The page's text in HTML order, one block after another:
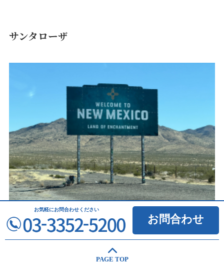
サンタローザ
乾いた大地の中に現れる小さなオアシスの町。澄み
切った天然泉「ブルーホール」は、荒野を走り続
ける旅人たちに静かな癒しを与えてくれます。風
景の色が少しずつ変わっていく中で、アメリカ南
西部へ来たことを実感できる場所です。
お気軽にお問合わせください
お問合わせ
PAGE TOP